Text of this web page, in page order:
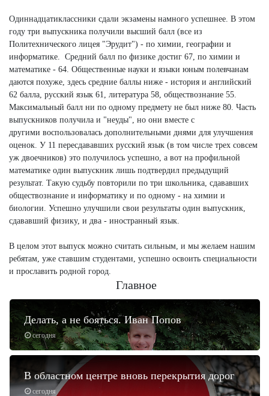
Одиннадцатиклассники сдали экзамены намного успешнее. В этом
году три выпускника получили высший балл (все из
Политехнического лицея "Эрудит") - по химии, географии и
информатике. Средний балл по физике достиг 67, по химии и
математике - 64. Общественные науки и языки юным полевчанам
даются похуже, здесь средние баллы ниже - история и английский
62 балла, русский язык 61, литература 58, обществознание 55.
Максимальный балл ни по одному предмету не был ниже 80. Часть
выпускников получила и "неуды", но они вместе с
другими воспользовалась дополнительными днями для улучшения
оценок. У 11 пересдававших русский язык (в том числе трех совсем
уж двоечников) это получилось успешно, а вот на профильной
математике один выпускник лишь подтвердил предыдущий
результат. Такую судьбу повторили по три школьника, сдававших
обществознание и информатику и по одному - на химии и
биологии. Успешно улучшили свои результаты один выпускник,
сдававший физику, и два - иностранный язык.
В целом этот выпуск можно считать сильным, и мы желаем нашим
ребятам, уже ставшим студентами, успешно освоить специальности
и прославить родной город.
Главное
сегодня
Делать, а не бояться. Иван Попов
сегодня
В областном центре вновь перекрытия дорог